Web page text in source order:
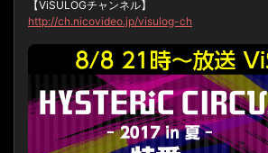
【ViSULOGチャンネル】
http://ch.nicovideo.jp/visulog-ch